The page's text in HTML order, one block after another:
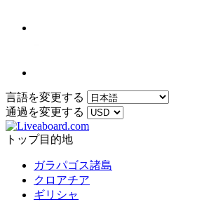
言語を変更する
通過を変更する
トップ目的地
ガラパゴス諸島
クロアチア
ギリシャ